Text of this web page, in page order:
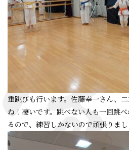
重跳びも行います。佐藤幸一さん、
ね！凄いです。跳べない人も一回跳
るので、練習しかないので頑張りまし